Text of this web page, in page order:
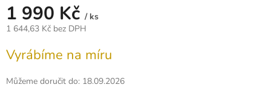
1 990 Kč / ks
1 644,63 Kč bez DPH
cena:
Vyrábíme na míru
Můžeme doručit do: 18.09.2026